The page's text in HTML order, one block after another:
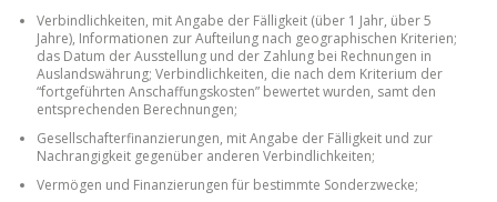
Verbindlichkeiten, mit Angabe der Fälligkeit (über 1 Jahr, über 5
Jahre), Informationen zur Aufteilung nach geographischen Kriterien;
das Datum der Ausstellung und der Zahlung bei Rechnungen in
Auslandswährung; Verbindlichkeiten, die nach dem Kriterium der
“fortgeführten Anschaffungskosten” bewertet wurden, samt den
entsprechenden Berechnungen;
Gesellschafterfinanzierungen, mit Angabe der Fälligkeit und zur
Nachrangigkeit gegenüber anderen Verbindlichkeiten;
Vermögen und Finanzierungen für bestimmte Sonderzwecke;